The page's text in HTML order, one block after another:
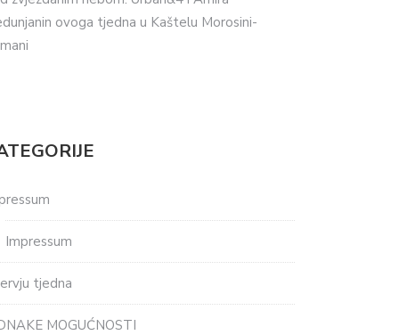
ovoga tjedna u Kaštelu Morosini-
Impressum
tjedna
MOGUĆNOSTI